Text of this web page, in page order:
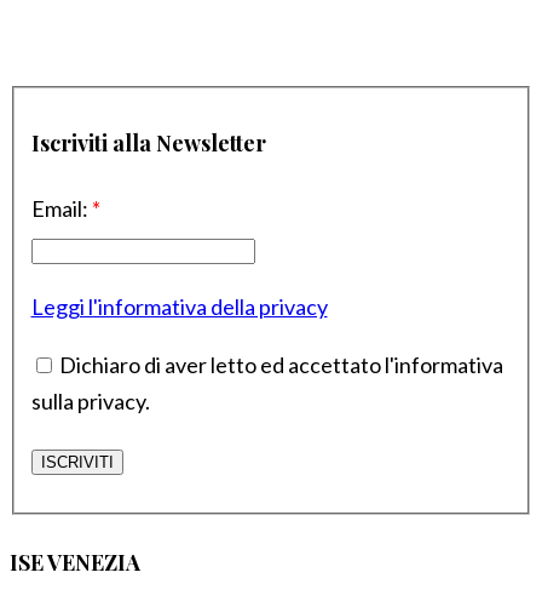
Iscriviti alla Newsletter
Email: *
Leggi l'informativa della privacy
Dichiaro di aver letto ed accettato l'informativa
sulla privacy.
ISE VENEZIA